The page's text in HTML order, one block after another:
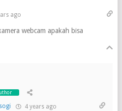
ago
webcam apakah bisa
4 years ago